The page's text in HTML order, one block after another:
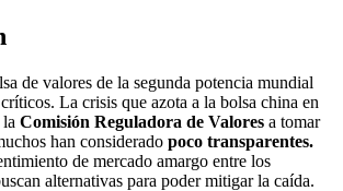
de valores de la segunda potencia mundial
La crisis que azota a la bolsa china en
Comisión Reguladora de Valores a tomar
han considerado poco transparentes.
de mercado amargo entre los
alternativas para poder mitigar la caída.